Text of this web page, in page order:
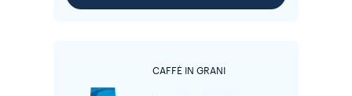
CAFFÈ IN GRANI